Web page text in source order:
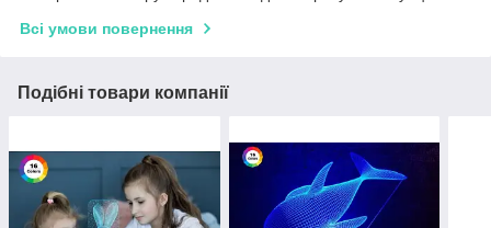
Всі умови повернення
Подібні товари компанії